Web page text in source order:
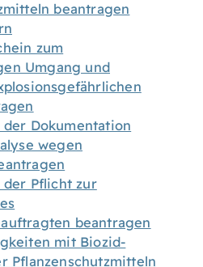
beantragen
zum
Umgang und
Dokumentation
wegen
Pflicht zur
beantragen
mit Biozid-
Pflanzenschutzmitteln